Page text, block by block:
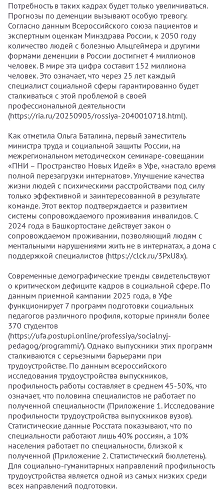
Потребность в таких кадрах будет только увеличиваться.
Прогнозы по деменции вызывают особую тревогу.
Согласно данным Всероссийского союза пациентов и
экспертным оценкам Минздрава России, к 2050 году
количество людей с болезнью Альцгеймера и другими
формами деменции в России достигнет 4 миллионов
человек. В мире эта цифра составит 152 миллиона
человек. Это означает, что через 25 лет каждый
специалист социальной сферы гарантированно будет
сталкиваться с этой проблемой в своей
профессиональной деятельности
(https://ria.ru/20250905/rossiya-2040010718.html).
Как отметила Ольга Баталина, первый заместитель
министра труда и социальной защиты России, на
межрегиональном методическом семинаре-совещании
«ПНИ – Пространство Новых Идей» в Уфе, «настало время
полной перезагрузки интернатов». Улучшение качества
жизни людей с психическими расстройствами под силу
только эффективной и заинтересованной в результате
команде. Этот вектор подтверждается и развитием
системы сопровождаемого проживания инвалидов. С
2024 года в Башкортостане действует закон о
сопровождаемом проживании, позволяющий людям с
ментальными нарушениями жить не в интернатах, а дома с
поддержкой специалистов (https://clck.ru/3PxU8x).
Современные демографические тренды свидетельствуют
о критическом дефиците кадров в социальной сфере. По
данным приемной кампании 2025 года, в Уфе
функционирует 7 программ подготовки социальных
педагогов различного профиля, которые приняли более
370 студентов
(https://ufa.postupi.online/professiya/socialnyj-
pedagog/programmi/). Однако выпускники этих программ
сталкиваются с серьезными барьерами при
трудоустройстве. По данным всероссийского
исследования трудоустройства выпускников,
профильность работы составляет в среднем 45-50%, что
означает, что половина специалистов не работает по
полученной специальности (Приложение 1. Исследование
профильности трудоустройства выпускников вузов).
Статистические данные Росстата показывают, что по
специальности работают лишь 40% россиян, а 10%
населения работает по специальности, близкой к
полученной (Приложение 2. Статистический бюллетень).
Для социально-гуманитарных направлений профильность
трудоустройства является одной из самых низких среди
всех направлений подготовки.